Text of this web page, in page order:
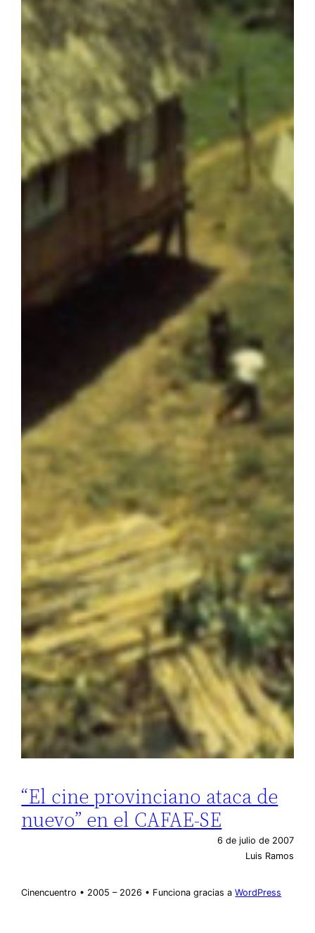
“El cine provinciano ataca de
nuevo” en el CAFAE-SE
6 de julio de 2007
Luis Ramos
Cinencuentro • 2005 – 2026 • Funciona gracias aWordPress